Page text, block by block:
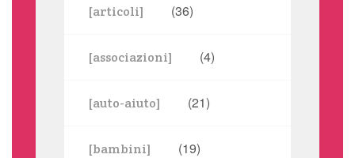
[articoli] (36)
[associazioni] (4)
[auto-aiuto] (21)
[bambini] (19)